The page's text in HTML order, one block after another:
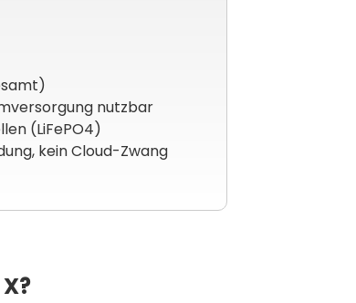
nutzbar
(LiFePO4)
kein Cloud-Zwang